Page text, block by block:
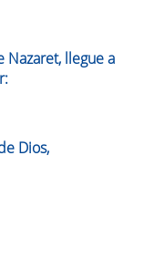
Nazaret, llegue a
Dios,